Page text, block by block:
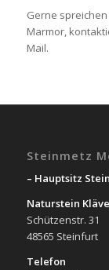
Gerne
Marmor,
Mail.
Steinmetz
– Hauptsitz
Naturstein
Schützenstr. 31
48565 Steinfurt
Telefon